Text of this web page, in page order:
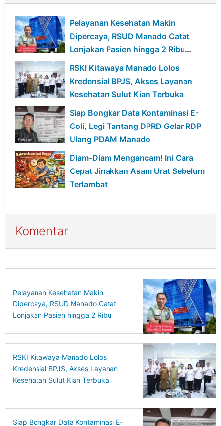
Pelayanan Kesehatan Makin
Dipercaya, RSUD Manado Catat
Lonjakan Pasien hingga 2 Ribu
Kunjungan
RSKI Kitawaya Manado Lolos
Kredensial BPJS, Akses Layanan
Kesehatan Sulut Kian Terbuka
Siap Bongkar Data Kontaminasi E-
Coli, Legi Tantang DPRD Gelar RDP
Ulang PDAM Manado
Diam-Diam Mengancam! Ini Cara
Cepat Jinakkan Asam Urat Sebelum
Terlambat
Komentar
Pelayanan Kesehatan Makin
Dipercaya, RSUD Manado Catat
Lonjakan Pasien hingga 2 Ribu
RSKI Kitawaya Manado Lolos
Kredensial BPJS, Akses Layanan
Kesehatan Sulut Kian Terbuka
Siap Bongkar Data Kontaminasi E-